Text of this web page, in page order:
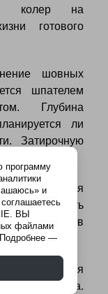
колер на
готового
шовных
шпателем
Глубина
ли
Затирочную
внутрь шва.
является
шов
смеси.
Для
или губка.
программу
и
ВЫ
файлами
Подробнее —